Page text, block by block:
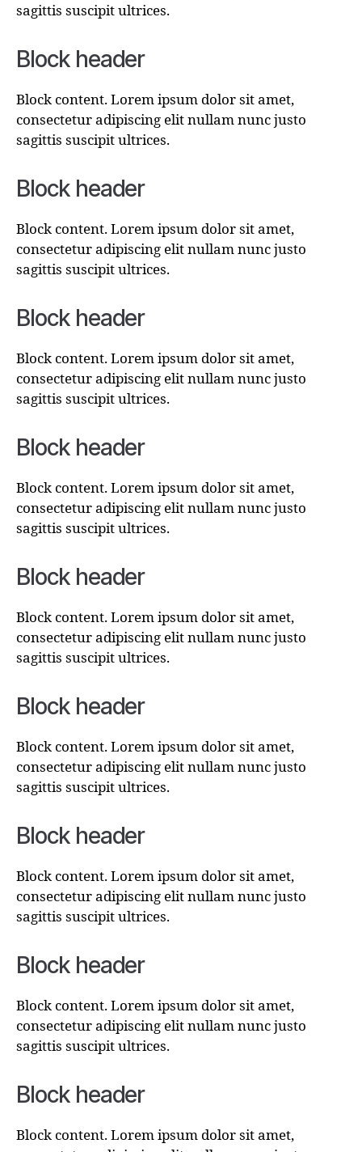
sagittis suscipit ultrices.
Block header
Block content. Lorem ipsum dolor sit amet,
consectetur adipiscing elit nullam nunc justo
sagittis suscipit ultrices.
Block header
Block content. Lorem ipsum dolor sit amet,
consectetur adipiscing elit nullam nunc justo
sagittis suscipit ultrices.
Block header
Block content. Lorem ipsum dolor sit amet,
consectetur adipiscing elit nullam nunc justo
sagittis suscipit ultrices.
Block header
Block content. Lorem ipsum dolor sit amet,
consectetur adipiscing elit nullam nunc justo
sagittis suscipit ultrices.
Block header
Block content. Lorem ipsum dolor sit amet,
consectetur adipiscing elit nullam nunc justo
sagittis suscipit ultrices.
Block header
Block content. Lorem ipsum dolor sit amet,
consectetur adipiscing elit nullam nunc justo
sagittis suscipit ultrices.
Block header
Block content. Lorem ipsum dolor sit amet,
consectetur adipiscing elit nullam nunc justo
sagittis suscipit ultrices.
Block header
Block content. Lorem ipsum dolor sit amet,
consectetur adipiscing elit nullam nunc justo
sagittis suscipit ultrices.
Block header
Block content. Lorem ipsum dolor sit amet,